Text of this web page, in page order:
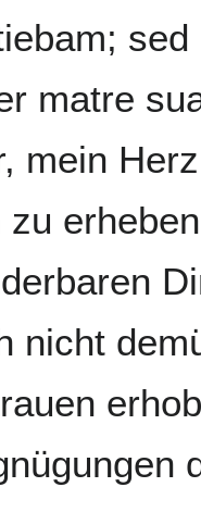
matre
mein
zu
nicht